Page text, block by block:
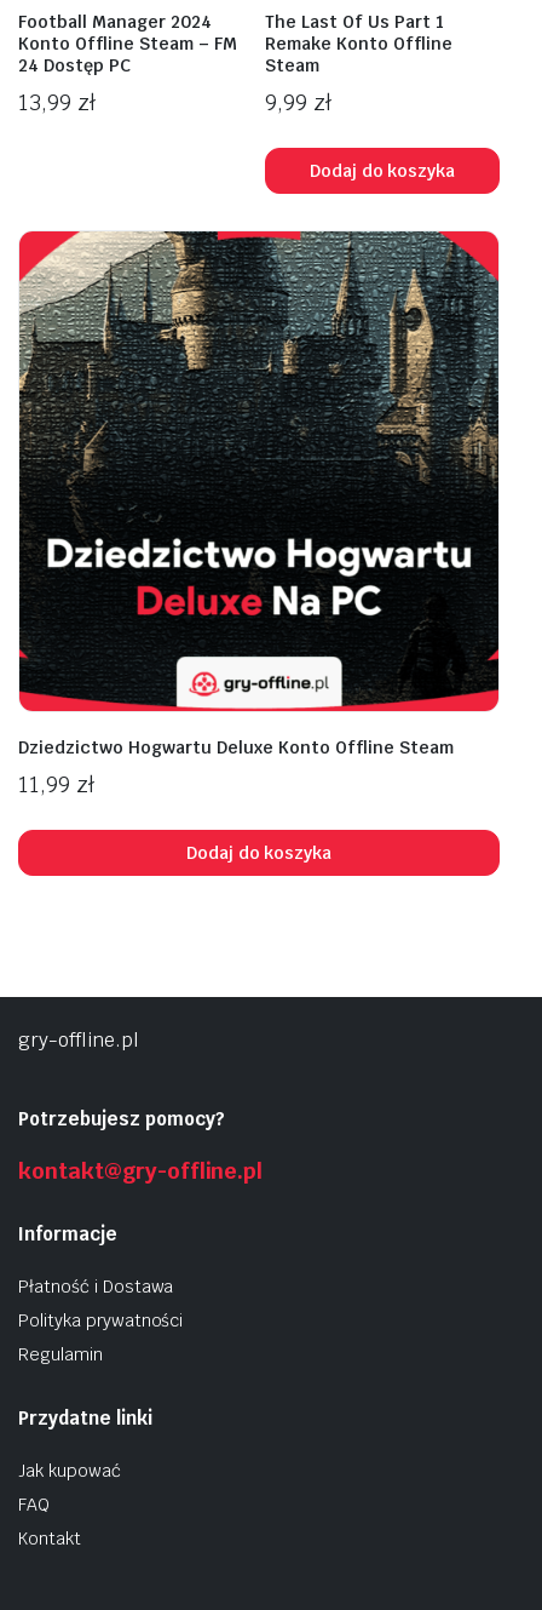
Football Manager 2024
Konto Offline Steam – FM
24 Dostęp PC
13,99 zł
The Last Of Us Part 1
Remake Konto Offline
Steam
9,99 zł
Dodaj do koszyka
Dziedzictwo Hogwartu Deluxe Konto Offline Steam
11,99 zł
Dodaj do koszyka
gry-offline.pl
Potrzebujesz pomocy?
kontakt@gry-offline.pl
Informacje
Płatność i Dostawa
Polityka prywatności
Regulamin
Przydatne linki
Jak kupować
FAQ
Kontakt